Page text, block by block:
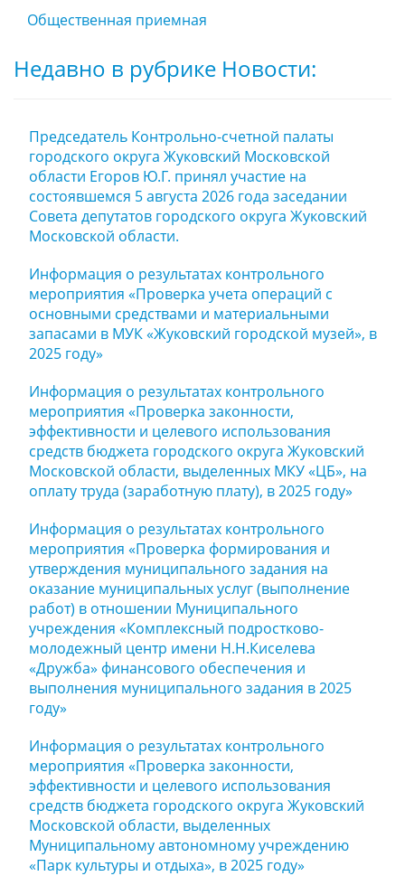
Общественная приемная
Недавно в рубрике Новости:
Председатель Контрольно-счетной палаты
городского округа Жуковский Московской
области Егоров Ю.Г. принял участие на
состоявшемся 5 августа 2026 года заседании
Совета депутатов городского округа Жуковский
Московской области.
Информация о результатах контрольного
мероприятия «Проверка учета операций с
основными средствами и материальными
запасами в МУК «Жуковский городской музей», в
2025 году»
Информация о результатах контрольного
мероприятия «Проверка законности,
эффективности и целевого использования
средств бюджета городского округа Жуковский
Московской области, выделенных МКУ «ЦБ», на
оплату труда (заработную плату), в 2025 году»
Информация о результатах контрольного
мероприятия «Проверка формирования и
утверждения муниципального задания на
оказание муниципальных услуг (выполнение
работ) в отношении Муниципального
учреждения «Комплексный подростково-
молодежный центр имени Н.Н.Киселева
«Дружба» финансового обеспечения и
выполнения муниципального задания в 2025
году»
Информация о результатах контрольного
мероприятия «Проверка законности,
эффективности и целевого использования
средств бюджета городского округа Жуковский
Московской области, выделенных
Муниципальному автономному учреждению
«Парк культуры и отдыха», в 2025 году»